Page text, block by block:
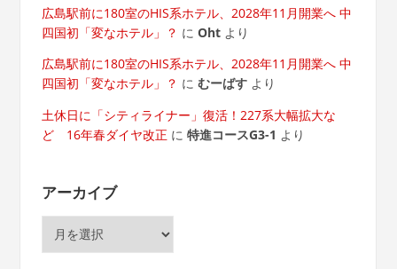
広島駅前に180室のHIS系ホテル、2028年11月開業へ 中
四国初「変なホテル」？ に Ohtより
広島駅前に180室のHIS系ホテル、2028年11月開業へ 中
四国初「変なホテル」？ に むーばすより
土休日に「シティライナー」復活！227系大幅拡大な
ど 16年春ダイヤ改正 に 特進コースG3-1 より
アーカイブ